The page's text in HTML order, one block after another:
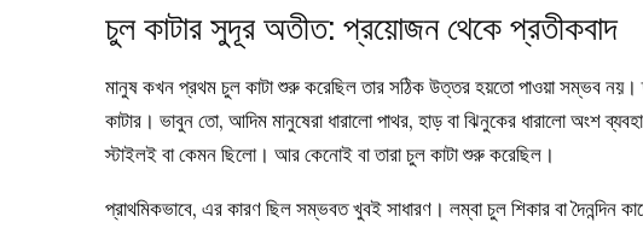
চুল কাটার সুদূর অতীত: প্রয়োজন থেকে প্রতীকবাদ
মানুষ কখন প্রথম চুল কাটা শুরু করেছিল তার সঠিক উত্তর হয়তো পাওয়া সম্ভব নয়।
কাটার। ভাবুন তো, আদিম মানুষেরা ধারালো পাথর, হাড় বা ঝিনুকের ধারালো অংশ
স্টাইলই বা কেমন ছিলো। আর কেনোই বা তারা চুল কাটা শুরু করেছিল।
প্রাথমিকভাবে, এর কারণ ছিল সম্ভবত খুবই সাধারণ। লম্বা চুল শিকার বা দৈনন্দিন